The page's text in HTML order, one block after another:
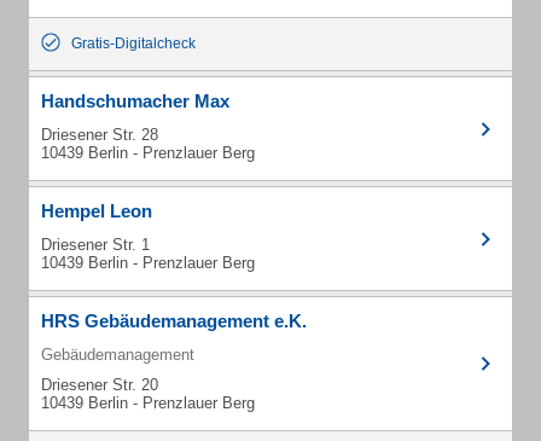
Gratis-Digitalcheck
Handschumacher Max
Driesener Str. 28
10439 Berlin - Prenzlauer Berg
Hempel Leon
Driesener Str. 1
10439 Berlin - Prenzlauer Berg
HRS Gebäudemanagement e.K.
Gebäudemanagement
Driesener Str. 20
10439 Berlin - Prenzlauer Berg